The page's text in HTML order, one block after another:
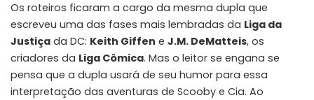
Os roteiros ficaram a cargo da mesma dupla que
escreveu uma das fases mais lembradas da Liga da
Justiça da DC: Keith Giffen e J.M. DeMatteis, os
criadores da Liga Cômica. Mas o leitor se engana se
pensa que a dupla usará de seu humor para essa
interpretação das aventuras de Scooby e Cia. Ao